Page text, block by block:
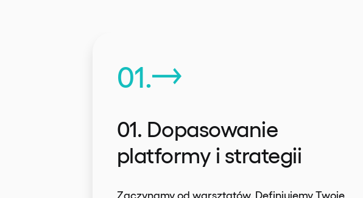
01.
01. Dopasowanie
platformy i strategii
Zaczynamy od warsztatów. Definiujemy Twoje